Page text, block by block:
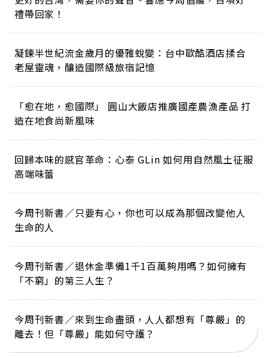
禮帶回家！
凝鍊半世紀流金歲月的優雅蛻變：台中歐酷酒店揉合
老屋靈魂，釀造國際級旅宿記憶
「愈在地，愈國際」 圓山大飯店推廣國產農漁產品 打
造在地食尚新風味
回歸本味的感官革命：心泰 GLin 如何用自然風土征服
高端味蕾
今周刊新書／只要有心，你也可以成為那個改變他人
生命的人
今周刊新書／退休金準備1千1百萬夠用嗎？如何擁有
「不窮」的第三人生？
今周刊新書／來到生命盡頭，人人都想有「尊嚴」的
離去！但「尊嚴」能如何守護？